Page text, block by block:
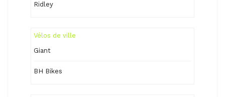
Ridley
Vélos de ville
Giant
BH Bikes